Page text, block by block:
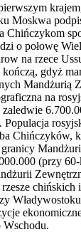
Moskwa
Chińczykom
o połowę
na rzece
gdyż
Mandżurią
na
Chińczyków,
(przy
chińskich
Wschodu.